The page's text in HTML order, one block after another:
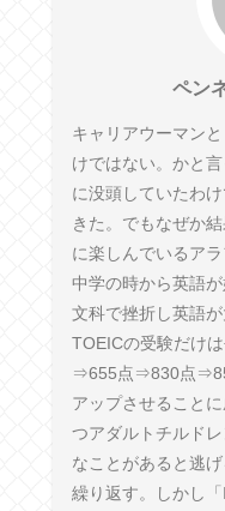
ペン
キャリアウーマン
けではない。かと
に没頭していたわ
きた。でもなぜか
に楽しんでいるアラ
中学の時から英語
文科で挫折し英語
TOEICの受験だけ
⇒655点⇒830点
アップさせること
つアダルトチルド
なことがあると逃
繰り返す。しかし